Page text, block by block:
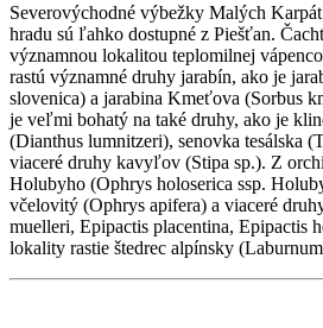
Severovýchodné výbežky Malých
hradu sú ľahko dostupné z Piešťan.
významnou lokalitou teplomilnej
rastú významné druhy jarabín, ako je
slovenica) a jarabina Kmeťova (Sorbus
je veľmi bohatý na také druhy, ako je
(Dianthus lumnitzeri), senovka tesálska
viaceré druhy kavyľov (Stipa sp.). Z
Holubyho (Ophrys holoserica ssp.
včelovitý (Ophrys apifera) a viaceré
muelleri, Epipactis placentina, Epipactis
lokality rastie štedrec alpínsky